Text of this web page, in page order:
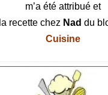
m’a été attribué et
recette chez Nad du
Cuisine